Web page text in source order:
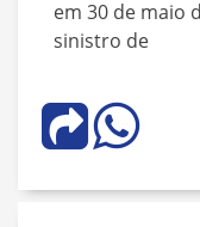
em 30 de maio
sinistro de